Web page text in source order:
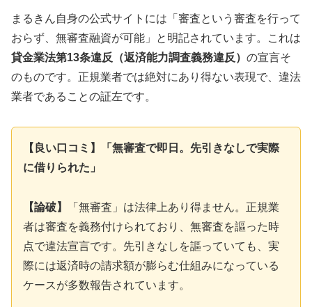
まるきん自身の公式サイトには「審査という審査を行って
おらず、無審査融資が可能」と明記されています。これは
貸金業法第13条違反（返済能力調査義務違反） の宣言そ
のものです。正規業者では絶対にあり得ない表現で、違法
業者であることの証左です。
【良い口コミ】「無審査で即日。先引きなしで実際
に借りられた」
【論破】
「無審査」は法律上あり得ません。正規業
者は審査を義務付けられており、無審査を謳った時
点で違法宣言です。先引きなしを謳っていても、実
際には返済時の請求額が膨らむ仕組みになっている
ケースが多数報告されています。